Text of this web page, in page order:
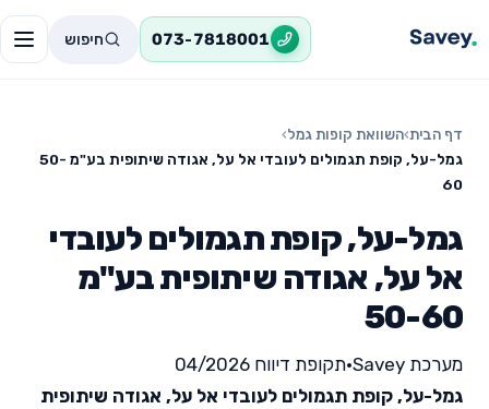
073-7818001 חיפוש
דף הבית›השוואת קופות גמל›
גמל-על, קופת תגמולים לעובדי אל על, אגודה שיתופית בע"מ 50-
60
גמל-על, קופת תגמולים לעובדי
אל על, אגודה שיתופית בע"מ
50-60
מערכת Savey •תקופת דיווח 04/2026
גמל-על, קופת תגמולים לעובדי אל על, אגודה שיתופית